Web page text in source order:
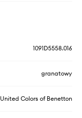
1091D5558.016
granatowy
United Colors of Benetton